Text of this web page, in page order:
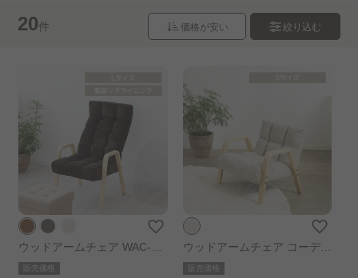
デスクチェア・ワークチェア.. ゲーミングチェア
スツール
組立設置サービス（チェア）..
20件 価格が安い 絞り込む
ウッドアームチェア WAC-L
コーデュロイ／ブラウン
販売価格
ウッドアームチェア コーデュ
ロイ ベージュ
販売価格